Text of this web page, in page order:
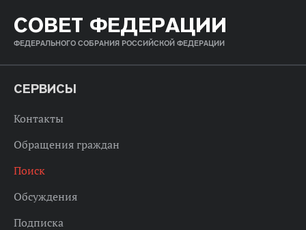
СОВЕТ ФЕДЕРАЦИИ
ФЕДЕРАЛЬНОГО СОБРАНИЯ РОССИЙСКОЙ ФЕДЕРАЦИИ
СЕРВИСЫ
Контакты
Обращения граждан
Поиск
Обсуждения
Подписка